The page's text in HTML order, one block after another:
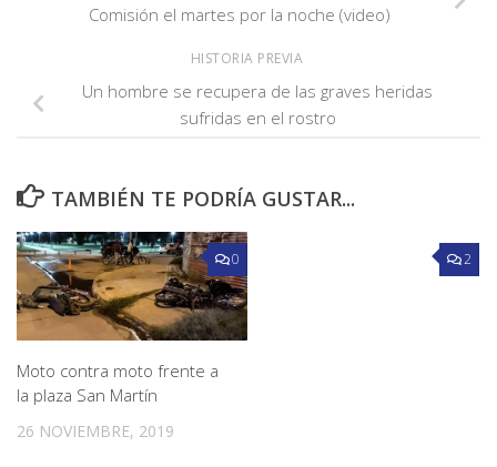
Comisión el martes por la noche (video)
HISTORIA PREVIA
Un hombre se recupera de las graves heridas
sufridas en el rostro
TAMBIÉN TE PODRÍA GUSTAR...
0
Moto contra moto frente a
la plaza San Martín
26 NOVIEMBRE, 2019
2